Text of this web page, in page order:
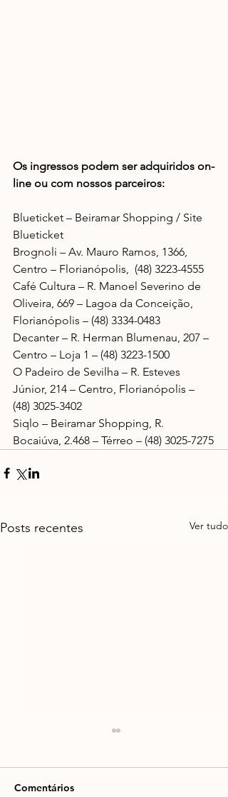
Os ingressos podem ser adquiridos on-
line ou com nossos parceiros:
Blueticket – Beiramar Shopping / Site
Blueticket
Brognoli – Av. Mauro Ramos, 1366,
Centro – Florianópolis,  (48) 3223-4555
Café Cultura – R. Manoel Severino de
Oliveira, 669 – Lagoa da Conceição,
Florianópolis – (48) 3334-0483
Decanter – R. Herman Blumenau, 207 –
Centro – Loja 1 – (48) 3223-1500
O Padeiro de Sevilha – R. Esteves
Júnior, 214 – Centro, Florianópolis –
(48) 3025-3402
Siqlo – Beiramar Shopping, R.
Bocaiúva, 2.468 – Térreo – (48) 3025-7275
Posts recentes Ver tudo
Comentários